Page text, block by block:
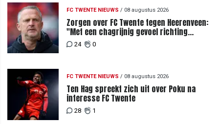
FC TWENTE NIEUWS / 08 augustus 2026
Zorgen over FC Twente tegen Heerenveen:
"Met een chagrijnig gevoel richting
Slowakije"
24 0
FC TWENTE NIEUWS / 08 augustus 2026
Ten Hag spreekt zich uit over Poku na
interesse FC Twente
28 1